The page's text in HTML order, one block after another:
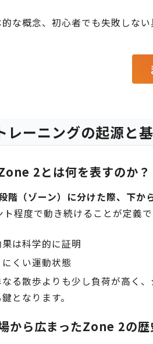
な概念、初心者でも失敗しな
レーニングの起源と
2とは何を表すのか？
階（ゾーン）に分けた際、下か
程度で動き続けることが定義で
は科学的に証明
にくい運動状態
る散歩よりも少し負荷が高く
となります。
から広まったZone 2の歴